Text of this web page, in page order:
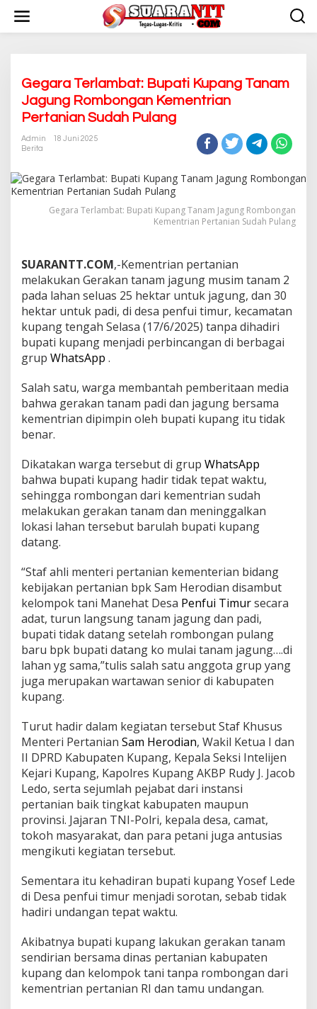
w
Gegara Terlambat: Bupati Kupang Tanam
Jagung Rombongan Kementrian
Pertanian Sudah Pulang
Admin
18 Juni 2025
Berita
Gegara Terlambat: Bupati Kupang Tanam Jagung Rombongan
Kementrian Pertanian Sudah Pulang
SUARANTT.COM,-Kementrian pertanian
melakukan Gerakan tanam jagung musim tanam 2
pada lahan seluas 25 hektar untuk jagung, dan 30
hektar untuk padi, di desa penfui timur, kecamatan
kupang tengah Selasa (17/6/2025) tanpa dihadiri
bupati kupang menjadi perbincangan di berbagai
grup WhatsApp .
Salah satu, warga membantah pemberitaan media
bahwa gerakan tanam padi dan jagung bersama
kementrian dipimpin oleh bupati kupang itu tidak
benar.
Dikatakan warga tersebut di grup WhatsApp
bahwa bupati kupang hadir tidak tepat waktu,
sehingga rombongan dari kementrian sudah
melakukan gerakan tanam dan meninggalkan
lokasi lahan tersebut barulah bupati kupang
datang.
“Staf ahli menteri pertanian kementerian bidang
kebijakan pertanian bpk Sam Herodian disambut
kelompok tani Manehat Desa Penfui Timursecara
adat, turun langsung tanam jagung dan padi,
bupati tidak datang setelah rombongan pulang
baru bpk bupati datang ko mulai tanam jagung….di
lahan yg sama,”tulis salah satu anggota grup yang
juga merupakan wartawan senior di kabupaten
kupang.
Turut hadir dalam kegiatan tersebut Staf Khusus
Menteri Pertanian Sam Herodian, Wakil Ketua I dan
II DPRD Kabupaten Kupang, Kepala Seksi Intelijen
Kejari Kupang, Kapolres Kupang AKBP Rudy J. Jacob
Ledo, serta sejumlah pejabat dari instansi
pertanian baik tingkat kabupaten maupun
provinsi. Jajaran TNI-Polri, kepala desa, camat,
tokoh masyarakat, dan para petani juga antusias
mengikuti kegiatan tersebut.
Sementara itu kehadiran bupati kupang Yosef Lede
di Desa penfui timur menjadi sorotan, sebab tidak
hadiri undangan tepat waktu.
Akibatnya bupati kupang lakukan gerakan tanam
sendirian bersama dinas pertanian kabupaten
kupang dan kelompok tani tanpa rombongan dari
kementrian pertanian RI dan tamu undangan.